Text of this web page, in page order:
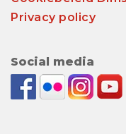
Privacy policy
Social media